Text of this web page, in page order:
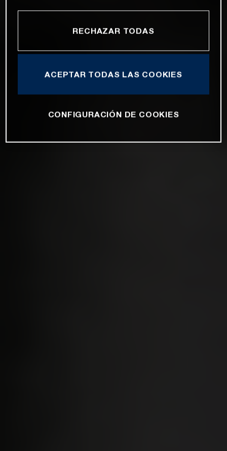
RECHAZAR TODAS
ACEPTAR TODAS LAS COOKIES
CONFIGURACIÓN DE COOKIES